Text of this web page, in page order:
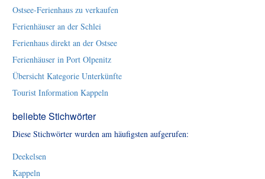
Ostsee-Ferienhaus zu verkaufen
Ferienhäuser an der Schlei
Ferienhaus direkt an der Ostsee
Ferienhäuser in Port Olpenitz
Übersicht Kategorie Unterkünfte
Tourist Information Kappeln
beliebte Stichwörter
Diese Stichwörter wurden am häufigsten aufgerufen:
Deekelsen
Kappeln